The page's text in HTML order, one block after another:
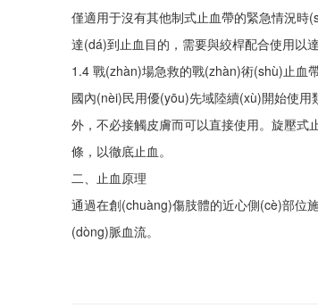
僅適用于沒有其他制式止血帶的緊急情況時(shí)
達(dá)到止血目的，需要與絞桿配合使用以
1.4 戰(zhàn)場急救的戰(zhàn)術(shù)止血
國內(nèi)民用優(yōu)先域陸續(xù)開始使用
外，不必接觸皮膚而可以直接使用。旋
條，以徹底止血。
二、止血原理
通過在創(chuàng)傷肢體的近心側(cè)部位施
(dòng)脈血流。